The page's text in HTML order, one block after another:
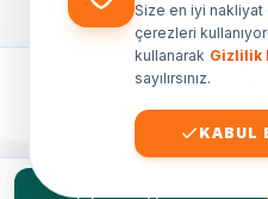
Ankara Özdemir
Size en iyi
çerezleri
kullanarak Gizlilik
sayılırsınız.
KABUL